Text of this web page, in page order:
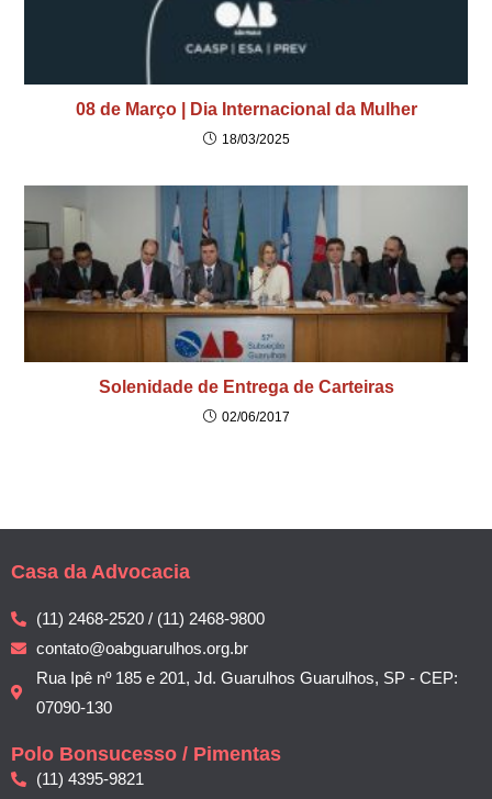
08 de Março | Dia Internacional da Mulher
18/03/2025
Solenidade de Entrega de Carteiras
02/06/2017
Casa da Advocacia
(11) 2468-2520 / (11) 2468-9800
contato@oabguarulhos.org.br
Rua Ipê nº 185 e 201, Jd. Guarulhos Guarulhos, SP - CEP:
07090-130
Polo Bonsucesso / Pimentas
(11) 4395-9821